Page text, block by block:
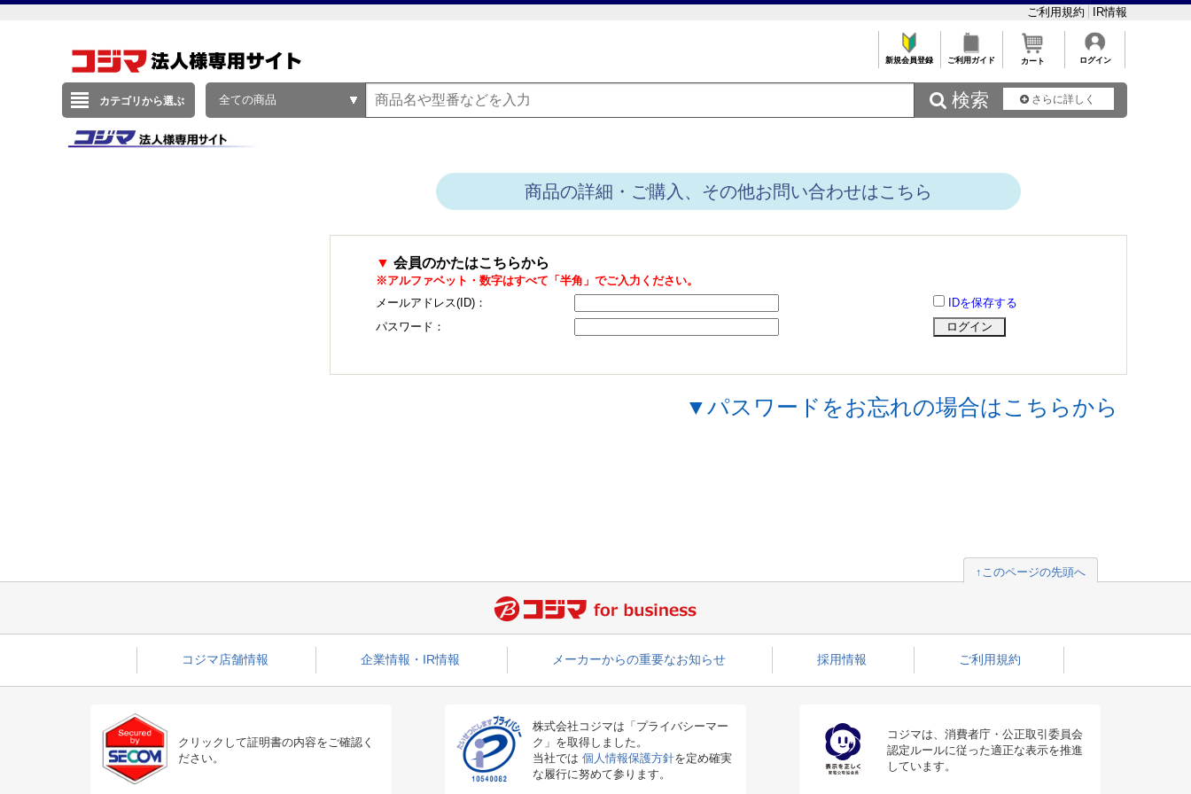
ご利用規約 IR情報
新規会員登録 ご利用ガイド カート ログイン
カテゴリから選ぶ 全ての商品  検索 さらに詳しく
商品の詳細・ご購入、その他お問い合わせはこちら
▼ 会員のかたはこちらから
※アルファベット・数字はすべて「半角」でご入力ください。
メールアドレス(ID)：
IDを保存する
パスワード：
▼パスワードをお忘れの場合はこちらから
↑このページの先頭へ
コジマ店舗情報 企業情報・IR情報 メーカーからの重要なお知らせ 採用情報 ご利用規約
クリックして証明書の内容をご確認く
ださい。
株式会社コジマは「プライバシーマー
ク」を取得しました。
当社では 個人情報保護方針を定め確実
な履行に努めて参ります。
コジマは、消費者庁・公正取引委員会
認定ルールに従った適正な表示を推進
しています。